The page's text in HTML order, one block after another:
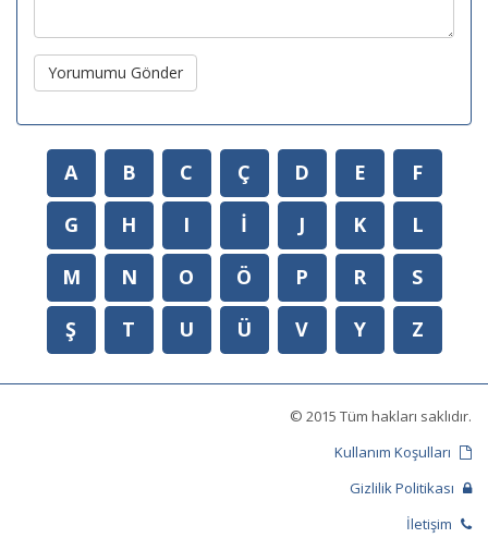
Yorumumu Gönder
A B C Ç D E
F
G
H I İ J K
L
M
N O Ö P R
S
Ş
T U Ü V Y Z
© 2015 Tüm hakları saklıdır.
Kullanım Koşulları
Gizlilik Politikası
İletişim